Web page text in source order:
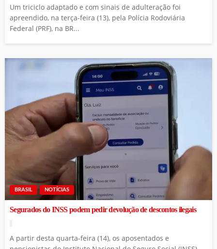
Um triciclo adaptado e com sinais de adulteração foi
apreendido, na terça-feira (13), pela Polícia Rodoviária
Federal (PRF), na BR...
BRASIL NOTÍCIAS
Segurados do INSS podem pedir devolução de descontos ilegais
A partir desta quarta-feira (14), os aposentados e